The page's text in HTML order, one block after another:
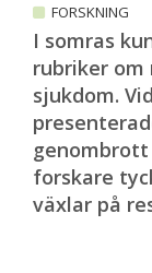
FORSKNING
I somras
rubriker om
sjukdom.
genombrott
forskare
växlar på